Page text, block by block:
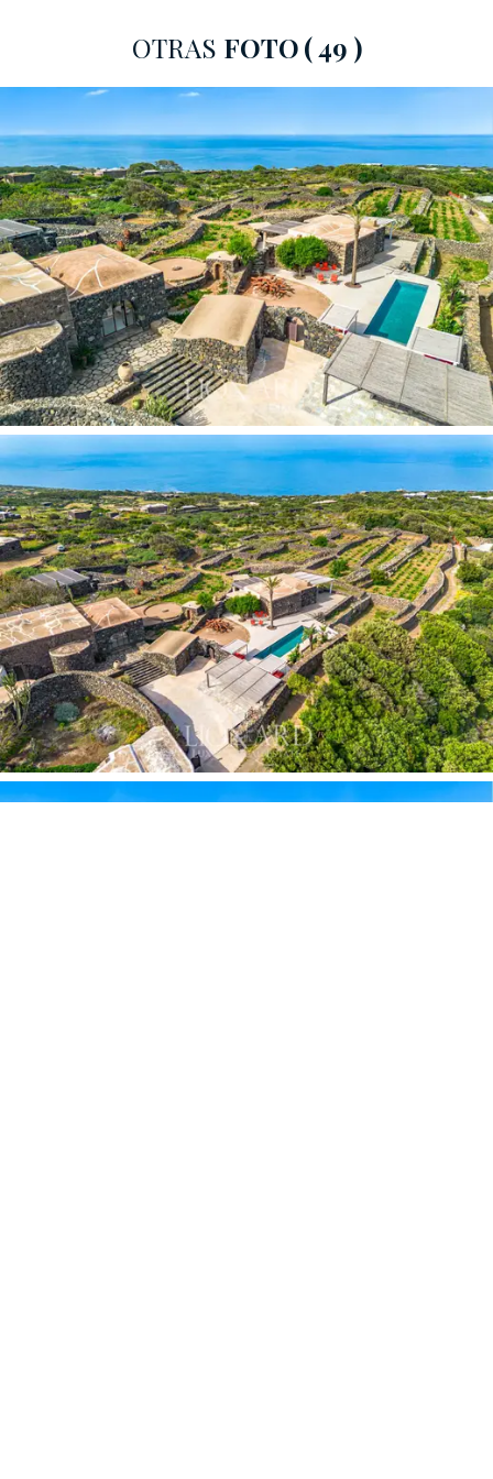
de ellos cubiertos.
La casa principales el centro arquitectónico y
funcional de la finca. El salón, congrandes ventanales
arqueados con vistas al mary a la propiedad, da paso
a una sucesión de espacios de alta calidad: cocina,
comedor, biblioteca y estudio con chimenea. La cocina
está equipada con electrodomésticos de última
generación, incluyendoequipo profesional,cámara
frigorífica y espacios de servicio. Finalmente, el
dormitorio principal, con techos altos típicos de los
dammusi históricos, cuenta con baño en suite y acceso
a unpatio privado con ducha exterior.
Los cuatro dammusi independienteshan sido
renovados y equipados conaire acondicionado,
conservando el carácter original de la arquitectura de
Pantelleria: cúpulas de piedra, muros gruesos y
aberturas cuidadosamente seleccionadas. El Dammuso
Verde, con una terraza cubierta con vistas al mar, los
viñedos y Scauri, incluye un dormitorio, un baño con
acabados modernos y una chimenea. El Dammuso Blu
ofrece un dormitorio y un baño con ducha. El Dammuso
Arancione cuenta con un dormitorio, un amplio baño y
una chimenea. El Dammuso Giallo dispone de un
dormitorio y un baño. Undammuso independiente
OTRAS FOTO( 49 )